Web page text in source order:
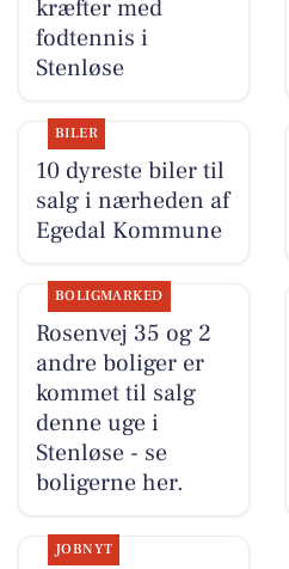
kræfter med
fodtennis i
Stenløse
BILER
10 dyreste biler til
salg i nærheden af
Egedal Kommune
BOLIGMARKED
Rosenvej 35 og 2
andre boliger er
kommet til salg
denne uge i
Stenløse - se
boligerne her.
JOBNYT